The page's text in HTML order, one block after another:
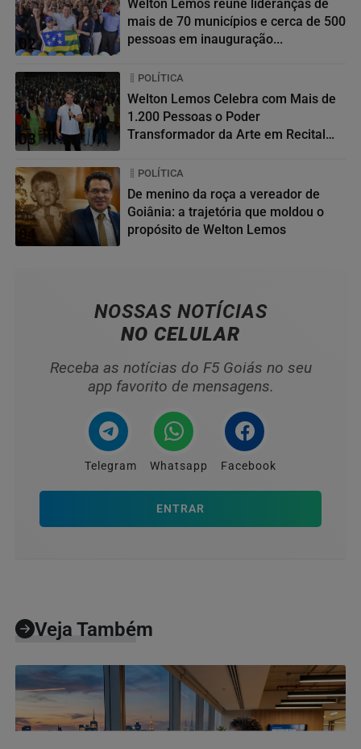
02
Welton Lemos reúne lideranças de
mais de 70 municípios e cerca de 500
pessoas em inauguração...
03
POLÍTICA
Welton Lemos Celebra com Mais de
1.200 Pessoas o Poder
Transformador da Arte em Recital
04
POLÍTICA
De menino da roça a vereador de
Goiânia: a trajetória que moldou o
propósito de Welton Lemos
NOSSAS NOTÍCIAS
NO CELULAR
Receba as notícias do F5 Goiás no seu
app favorito de mensagens.
Telegram Whatsapp Facebook
ENTRAR
Veja Também